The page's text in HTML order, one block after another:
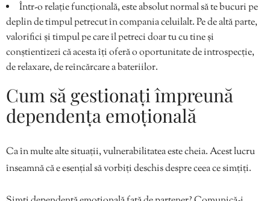
Într-o relație funcțională, este absolut normal să te bucuri pe
deplin de timpul petrecut în compania celuilalt. Pe de altă parte,
valorifici și timpul pe care îl petreci doar tu cu tine și
conștientizezi că acesta îți oferă o oportunitate de introspecție,
de relaxare, de reîncărcare a bateriilor.
Cum să gestionați împreună
dependența emoțională
Ca în multe alte situații, vulnerabilitatea este cheia. Acest lucru
înseamnă că e esențial să vorbiți deschis despre ceea ce simțiți.